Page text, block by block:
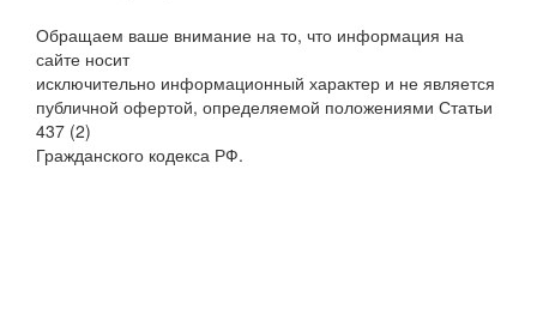
Обращаем ваше внимание на то, что информация на
сайте носит
исключительно информационный характер и не является
публичной офертой, определяемой положениями Статьи
437 (2)
Гражданского кодекса РФ.